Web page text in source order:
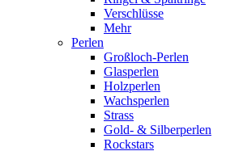
Verschlüsse
Mehr
Perlen
Großloch-Perlen
Glasperlen
Holzperlen
Wachsperlen
Strass
Gold- & Silberperlen
Rockstars